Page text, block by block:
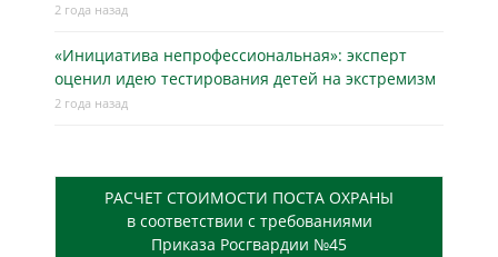
2 года назад
«Инициатива непрофессиональная»: эксперт
оценил идею тестирования детей на экстремизм
2 года назад
РАСЧЕТ СТОИМОСТИ ПОСТА ОХРАНЫ
в соответствии с требованиями
Приказа Росгвардии №45